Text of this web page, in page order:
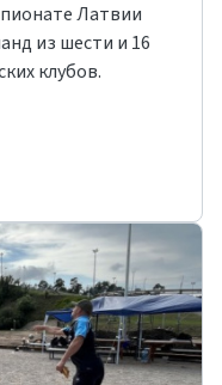
Латвии
из шести и 16
клубов.